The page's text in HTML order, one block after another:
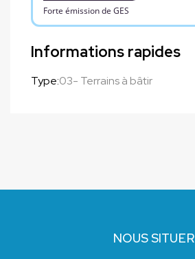
Forte émission de GES
Informations rapides
Type:03- Terrains à bâtir
NOUS SITUER